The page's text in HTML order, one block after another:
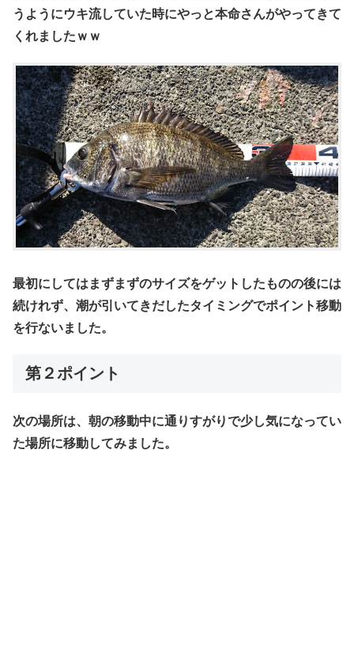
うようにウキ流していた時にやっと本命さんがやってきて
くれましたｗｗ
最初にしてはまずまずのサイズをゲットしたものの後には
続けれず、潮が引いてきだしたタイミングでポイント移動
を行ないました。
第２ポイント
次の場所は、朝の移動中に通りすがりで少し気になってい
た場所に移動してみました。